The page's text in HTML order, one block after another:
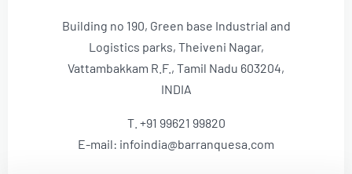
Building no 190, Green base Industrial and
Logistics parks, Theiveni Nagar,
Vattambakkam R.F., Tamil Nadu 603204,
INDIA
T. +91 99621 99820
E-mail: infoindia@barranquesa.com